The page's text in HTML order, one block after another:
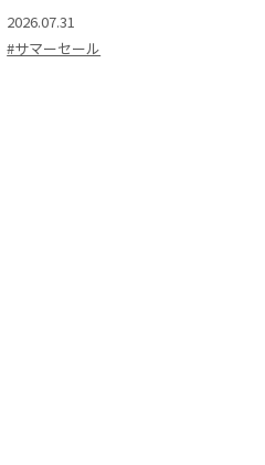
2026.07.31
#サマーセール